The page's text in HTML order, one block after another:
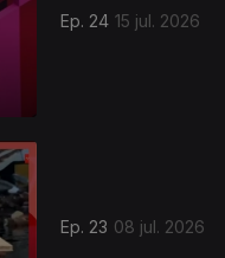
Ep. 24 15 jul. 2026
Ep. 23 08 jul. 2026